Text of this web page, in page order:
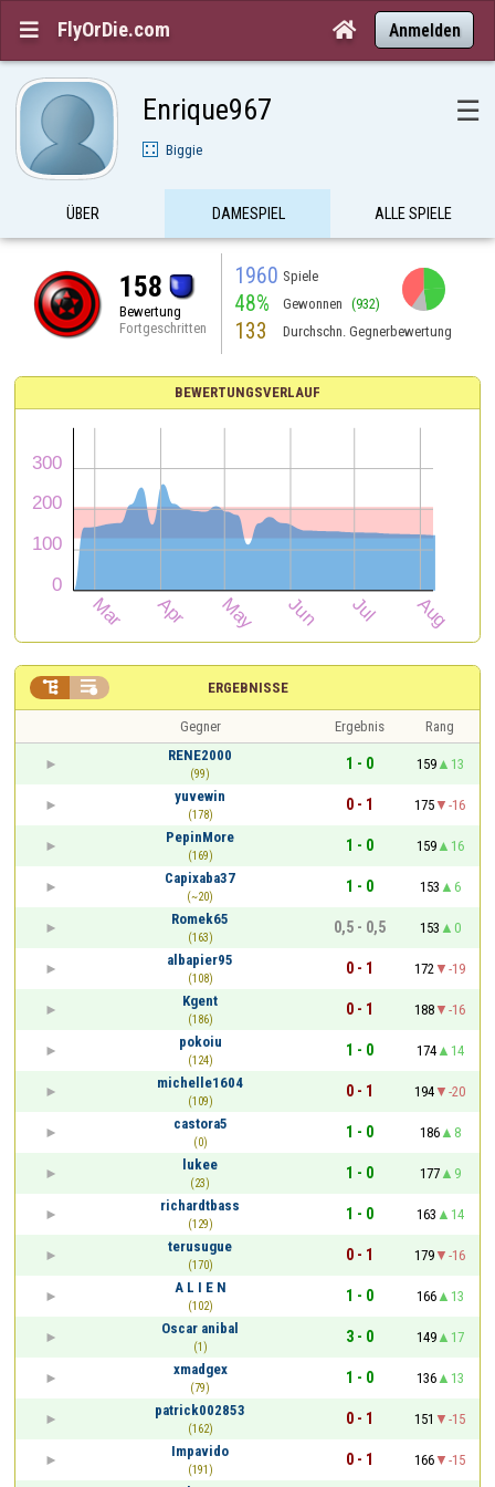
 FlyOrDie.com  Anmelden
Enrique967 ☰
Biggie
ÜBER DAMESPIEL ALLE SPIELE
158
Bewertung
Fortgeschritten
1960 Spiele
48% Gewonnen (932)
133 Durchschn. Gegnerbewertung
BEWERTUNGSVERLAUF
ERGEBNISSE
 
Gegner Ergebnis
Rang
RENE2000
(99)
1 - 0 159
13
yuvewin
(178)
0 - 1 175
-16
PepinMore
(169)
1 - 0 159
16
Capixaba37
(~20)
1 - 0 153
6
Romek65
(163)
0,5 - 0,5 153
0
albapier95
(108)
0 - 1 172
-19
Kgent
(186)
0 - 1 188
-16
pokoiu
(124)
1 - 0 174
14
michelle1604
(109)
0 - 1 194
-20
castora5
(0)
1 - 0 186
8
lukee
(23)
1 - 0 177
9
richardtbass
(129)
1 - 0 163
14
terusugue
(170)
0 - 1 179
-16
A L I E N
(102)
1 - 0 166
13
Oscar anibal
(1)
3 - 0 149
17
xmadgex
(79)
1 - 0 136
13
patrick002853
(162)
0 - 1 151
-15
Impavido
(191)
0 - 1 166
-15